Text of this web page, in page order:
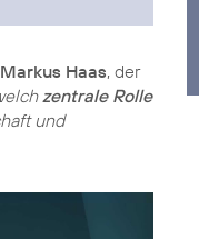
Markus Haas, der
zentrale Rolle
und